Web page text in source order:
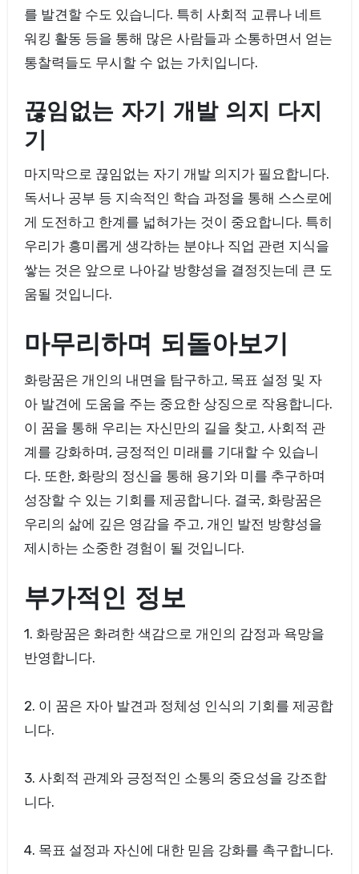
를 발견할 수도 있습니다. 특히 사회적 교류나 네트
워킹 활동 등을 통해 많은 사람들과 소통하면서 얻는
통찰력들도 무시할 수 없는 가치입니다.
끊임없는 자기 개발 의지 다지
기
마지막으로 끊임없는 자기 개발 의지가 필요합니다.
독서나 공부 등 지속적인 학습 과정을 통해 스스로에
게 도전하고 한계를 넓혀가는 것이 중요합니다. 특히
우리가 흥미롭게 생각하는 분야나 직업 관련 지식을
쌓는 것은 앞으로 나아갈 방향성을 결정짓는데 큰 도
움될 것입니다.
마무리하며 되돌아보기
화랑꿈은 개인의 내면을 탐구하고, 목표 설정 및 자
아 발견에 도움을 주는 중요한 상징으로 작용합니다.
이 꿈을 통해 우리는 자신만의 길을 찾고, 사회적 관
계를 강화하며, 긍정적인 미래를 기대할 수 있습니
다. 또한, 화랑의 정신을 통해 용기와 미를 추구하며
성장할 수 있는 기회를 제공합니다. 결국, 화랑꿈은
우리의 삶에 깊은 영감을 주고, 개인 발전 방향성을
제시하는 소중한 경험이 될 것입니다.
부가적인 정보
1. 화랑꿈은 화려한 색감으로 개인의 감정과 욕망을
반영합니다.
2. 이 꿈은 자아 발견과 정체성 인식의 기회를 제공합
니다.
3. 사회적 관계와 긍정적인 소통의 중요성을 강조합
니다.
4. 목표 설정과 자신에 대한 믿음 강화를 촉구합니다.